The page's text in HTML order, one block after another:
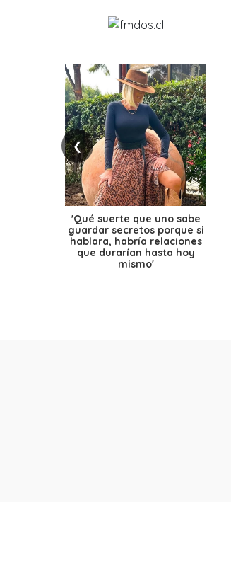
❮
'Qué suerte que uno sabe
guardar secretos porque si
hablara, habría relaciones
que durarían hasta hoy
mismo'